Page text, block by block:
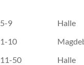
5-9 Halle
1-10
11-50 Halle